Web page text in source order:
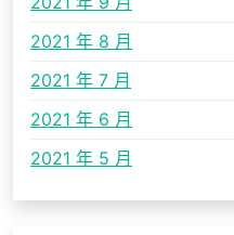
2021 年 8 月
2021 年 7 月
2021 年 6 月
2021 年 5 月